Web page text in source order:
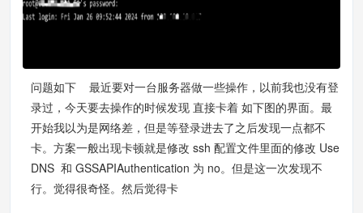
问题如下 最近要对一台服务器做一些操作，以前我也没有登
录过，今天要去操作的时候发现 直接卡着 如下图的界面。最
开始我以为是网络差，但是等登录进去了之后发现一点都不
卡。方案一般出现卡顿就是修改 ssh 配置文件里面的修改 Use
DNS 和 GSSAPIAuthentication 为 no。但是这一次发现不
行。觉得很奇怪。然后觉得卡